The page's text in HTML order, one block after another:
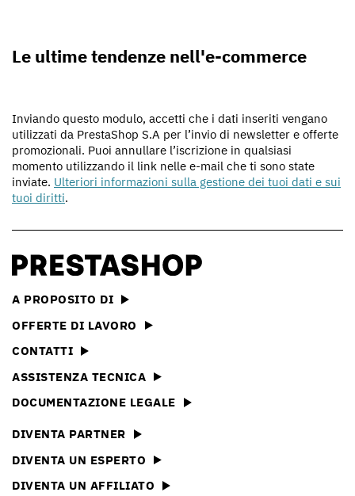
Le ultime tendenze nell'e-commerce
Inviando questo modulo, accetti che i dati inseriti vengano
utilizzati da PrestaShop S.A per l’invio di newsletter e offerte
promozionali. Puoi annullare l’iscrizione in qualsiasi
momento utilizzando il link nelle e-mail che ti sono state
inviate. Ulteriori informazioni sulla gestione dei tuoi dati e sui
tuoi diritti.
A PROPOSITO DI
OFFERTE DI LAVORO
CONTATTI
ASSISTENZA TECNICA
DOCUMENTAZIONE LEGALE
DIVENTA PARTNER
DIVENTA UN ESPERTO
DIVENTA UN AFFILIATO